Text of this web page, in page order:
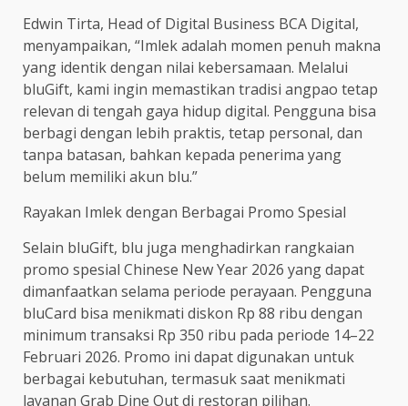
Edwin Tirta, Head of Digital Business BCA Digital,
menyampaikan, “Imlek adalah momen penuh makna
yang identik dengan nilai kebersamaan. Melalui
bluGift, kami ingin memastikan tradisi angpao tetap
relevan di tengah gaya hidup digital. Pengguna bisa
berbagi dengan lebih praktis, tetap personal, dan
tanpa batasan, bahkan kepada penerima yang
belum memiliki akun blu.”
Rayakan Imlek dengan Berbagai Promo Spesial
Selain bluGift, blu juga menghadirkan rangkaian
promo spesial Chinese New Year 2026 yang dapat
dimanfaatkan selama periode perayaan. Pengguna
bluCard bisa menikmati diskon Rp 88 ribu dengan
minimum transaksi Rp 350 ribu pada periode 14–22
Februari 2026. Promo ini dapat digunakan untuk
berbagai kebutuhan, termasuk saat menikmati
layanan Grab Dine Out di restoran pilihan.